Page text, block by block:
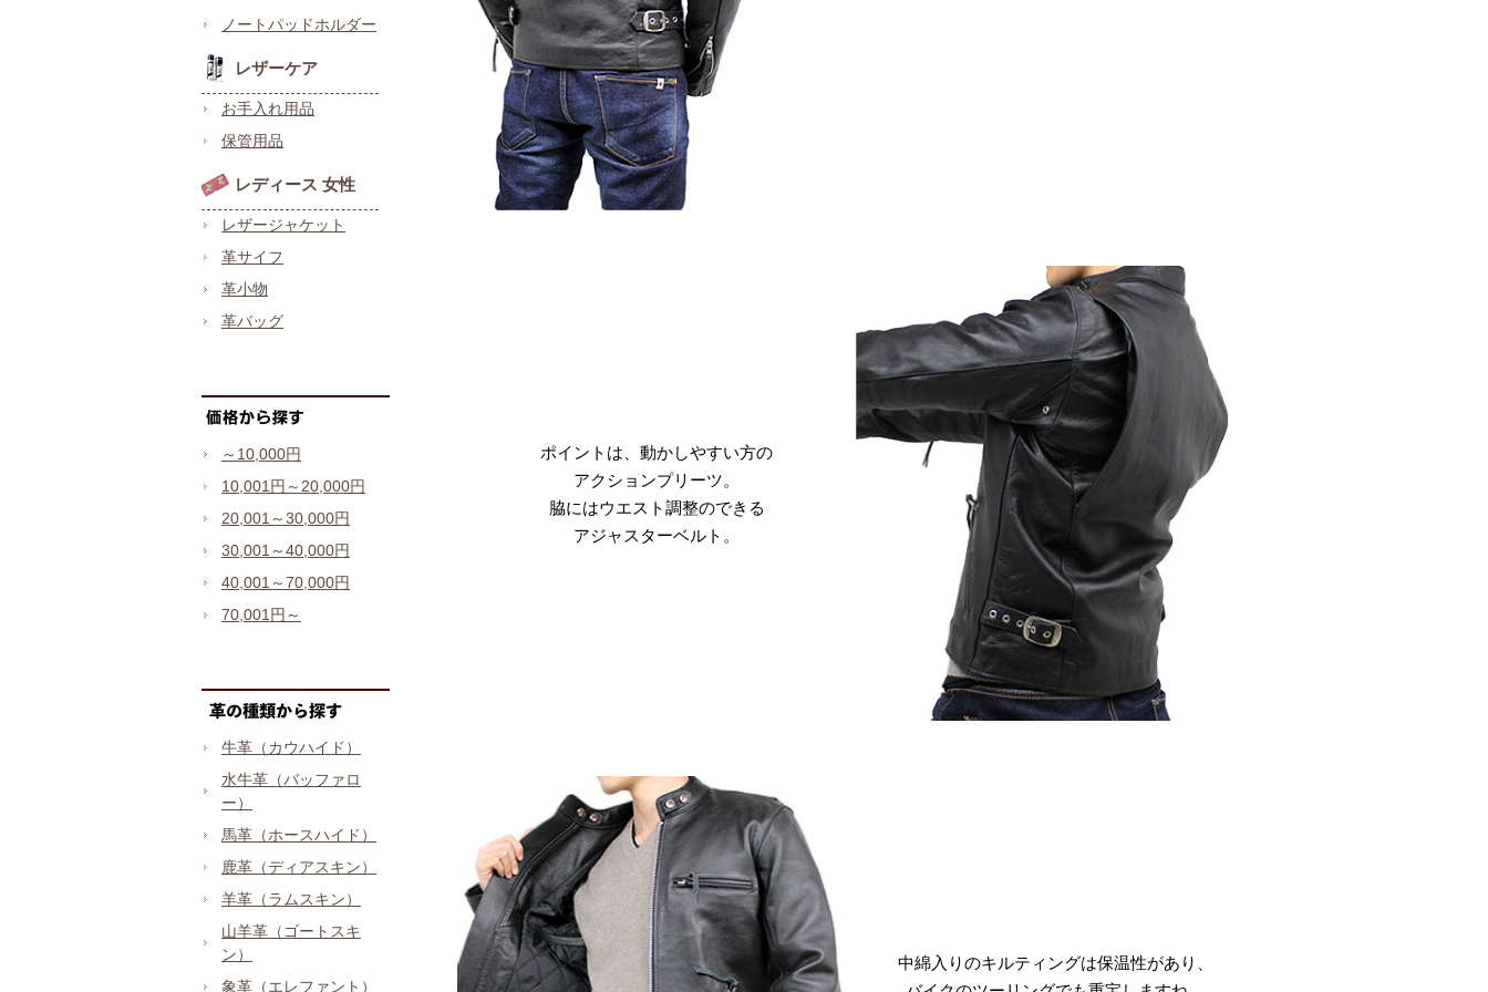
ノートパッドホルダー
レザーケア
お手入れ用品
保管用品
レディース 女性
レザージャケット
革サイフ
革小物
革バッグ
～10,000円
10,001円～20,000円
20,001～30,000円
30,001～40,000円
40,001～70,000円
70,001円～
牛革（カウハイド）
水牛革（バッファロ
ー）
馬革（ホースハイド）
鹿革（ディアスキン）
羊革（ラムスキン）
山羊革（ゴートスキ
ン）
象革（エレファント）
ポイントは、動かしやすい方の
アクションプリーツ。
脇にはウエスト調整のできる
アジャスターベルト。
中綿入りのキルティングは保温性があり、